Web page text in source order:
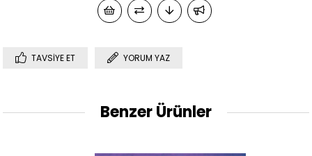
TAVSIYE ET YORUM YAZ
Benzer Ürünler